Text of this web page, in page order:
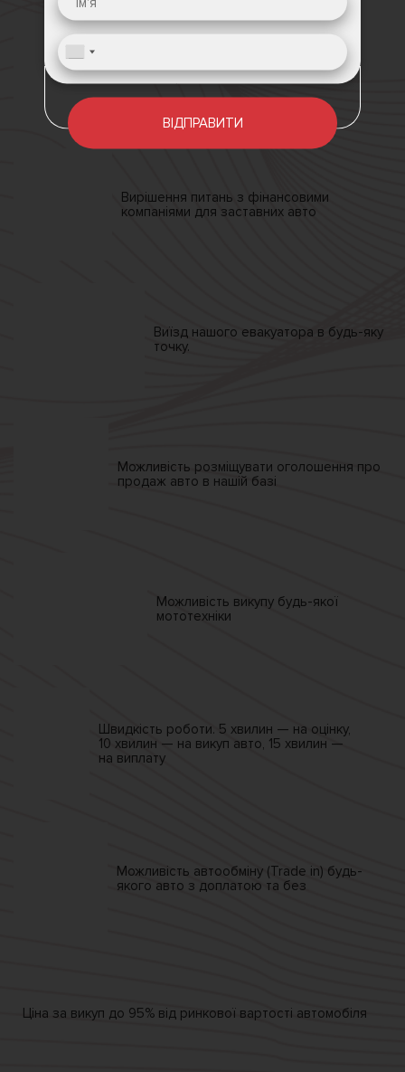
області
України
Вирішення питань з фінансовими
компаніями для заставних авто
Виїзд нашого евакуатора в будь-яку
точку.
Можливість розміщувати оголошення про
продаж авто в нашій базі
Можливість викупу будь-якої
мототехніки
Швидкість роботи. 5 хвилин — на оцінку,
10 хвилин — на викуп авто, 15 хвилин —
на виплату
Можливість автообміну (Trade in) будь-
якого авто з доплатою та без
Ціна за викуп до 95% від ринкової вартості автомобіля
ВІДПРАВИТИ